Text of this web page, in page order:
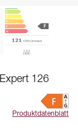
126
Produktdatenblatt